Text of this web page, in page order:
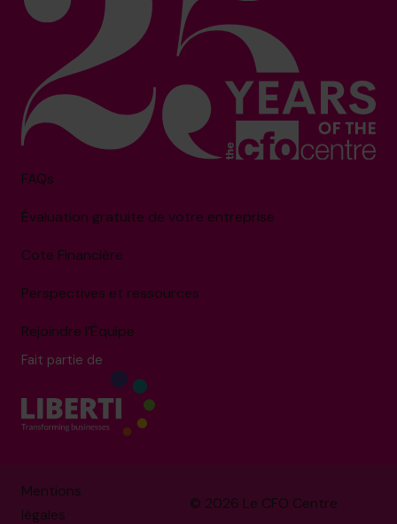
FAQs
Évaluation gratuite de votre entreprise
Cote Financière
Perspectives et ressources
Rejoindre l’Équipe
Fait partie de
© 2026 Le CFO Centre
Mentions
légales